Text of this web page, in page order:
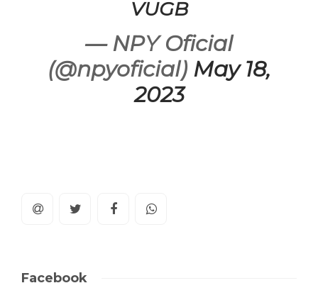
VUGB
— NPY Oficial
(@npyoficial) May 18,
2023
Facebook